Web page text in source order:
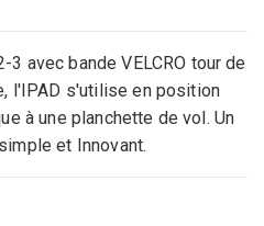
avec bande VELCRO tour de
l'IPAD s'utilise en position
à une planchette de vol. Un
et Innovant.